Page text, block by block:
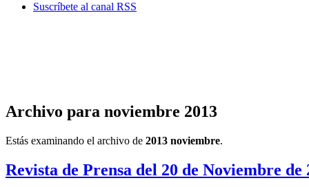
Suscríbete al canal RSS
Archivo para noviembre 2013
Estás examinando el archivo de 2013 noviembre.
Revista de Prensa del 20 de Noviembre de